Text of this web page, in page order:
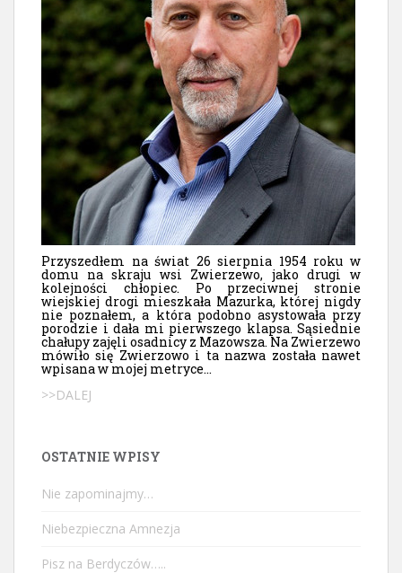
Przyszedłem na świat 26 sierpnia 1954 roku w
domu na skraju wsi Zwierzewo, jako drugi w
kolejności chłopiec. Po przeciwnej stronie
wiejskiej drogi mieszkała Mazurka, której nigdy
nie poznałem, a która podobno asystowała przy
porodzie i dała mi pierwszego klapsa. Sąsiednie
chałupy zajęli osadnicy z Mazowsza. Na Zwierzewo
mówiło się Zwierzowo i ta nazwa została nawet
wpisana w mojej metryce...
>>DALEJ
OSTATNIE WPISY
Nie zapominajmy…
Niebezpieczna Amnezja
Pisz na Berdyczów…..